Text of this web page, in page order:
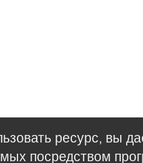
ресурс, вы
посредством